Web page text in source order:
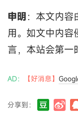
申明 ：本文内容
用。如文中内容
言，本站会第一
AD： 【好消息】
分享到：